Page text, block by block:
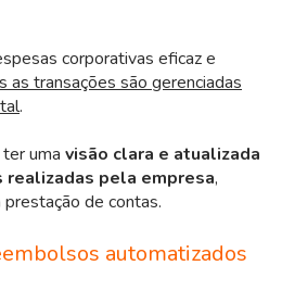
corporativas eficaz e
as transações são gerenciadas
.
uma visão clara e atualizada
pela empresa,
de contas.
automatizados